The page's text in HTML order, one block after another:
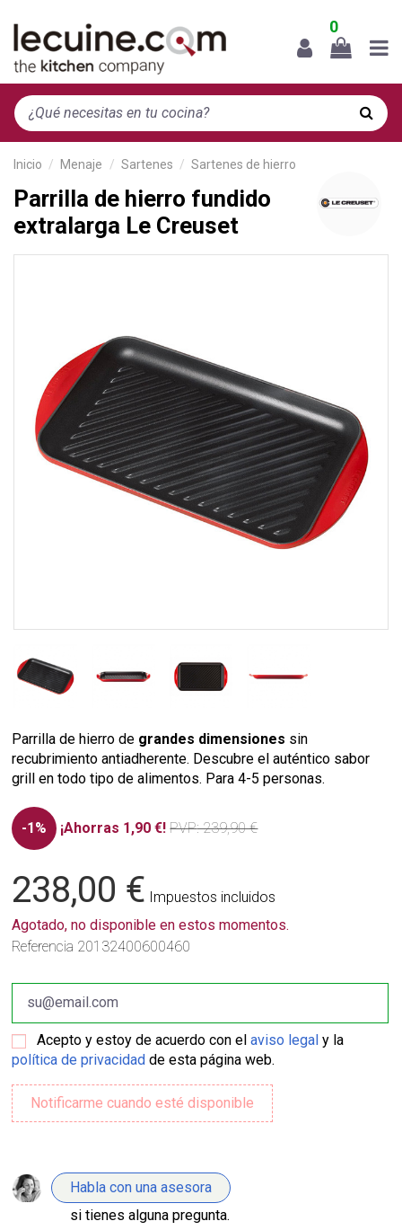
0
Inicio Menaje Sartenes Sartenes de hierro
Parrilla de hierro fundido
extralarga Le Creuset
Parrilla de hierro de grandes dimensiones sin
recubrimiento antiadherente. Descubre el auténtico sabor
grill en todo tipo de alimentos. Para 4-5 personas.
-1% ¡Ahorras 1,90 €! PVP: 239,90 €
238,00 € Impuestos incluidos
Agotado, no disponible en estos momentos.
Referencia 20132400600460
Acepto y estoy de acuerdo con elaviso legal y la
política de privacidad de esta página web.
Habla con una asesora
si tienes alguna pregunta.